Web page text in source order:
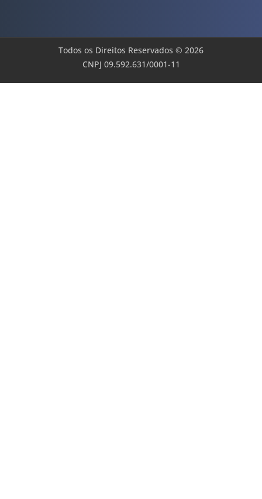
Todos os Direitos Reservados © 2026
CNPJ 09.592.631/0001-11